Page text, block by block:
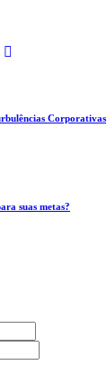
Corporativas
suas metas?